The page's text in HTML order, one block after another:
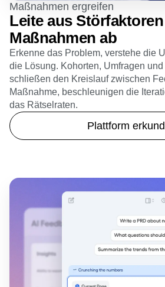
Maßnahmen ergreifen
Leite aus
Maßnahmen ab
Erkenne das Problem, verstehe die
die Lösung. Kohorten, Umfragen
schließen den Kreislauf zwischen
Maßnahme, beschleunigen die
das Rätselraten.
Plattform